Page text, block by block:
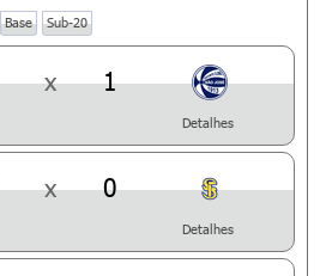
Base Sub-20
x 1
Detalhes
x 0
Detalhes